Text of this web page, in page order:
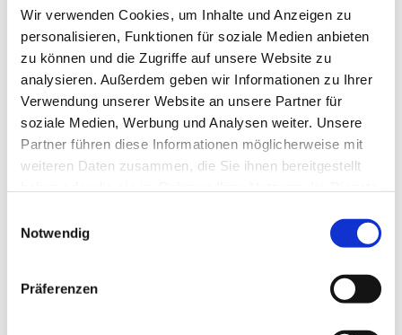
Wir verwenden Cookies, um Inhalte und Anzeigen zu
personalisieren, Funktionen für soziale Medien anbieten
zu können und die Zugriffe auf unsere Website zu
analysieren. Außerdem geben wir Informationen zu Ihrer
Verwendung unserer Website an unsere Partner für
soziale Medien, Werbung und Analysen weiter. Unsere
Partner führen diese Informationen möglicherweise mit
weiteren Daten zusammen, die Sie ihnen bereitgestellt
Notwendig
Präferenzen
Surfen, E-Mail und Videokonferenzen leicht
gemacht, Online-Banking sicher anwenden,
Programme und Apps installieren und aktualisieren,
Fotos und Videos bearbeiten, Künstliche Intelligenz
und vieles mehr.
Das M-SIC!-Team freut sich auf Dich!